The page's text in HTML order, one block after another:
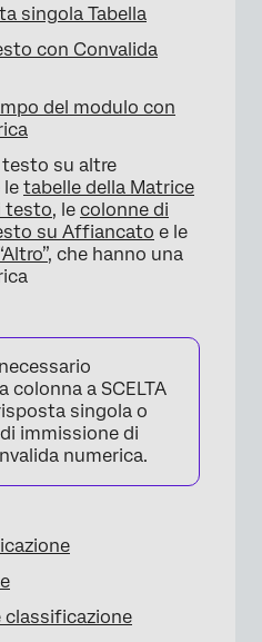
singola Tabella
con Convalida
del modulo con
testo su altre
le tabelle della Matrice
testo, le colonne di
su Affiancato e le
, che hanno una
colonna a SCELTA
singola o
immissione di
numerica.
classificazione